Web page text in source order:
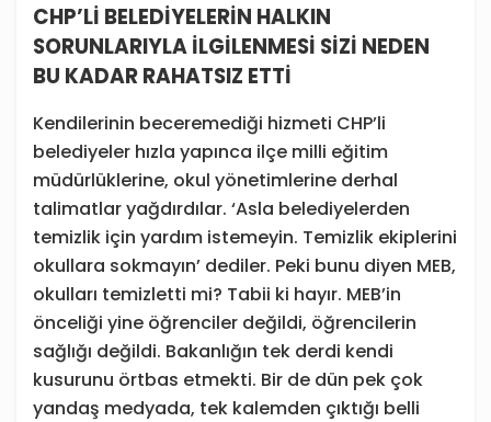
CHP’Lİ BELEDİYELERİN HALKIN
SORUNLARIYLA İLGİLENMESİ SİZİ NEDEN
BU KADAR RAHATSIZ ETTİ
Kendilerinin beceremediği hizmeti CHP’li
belediyeler hızla yapınca ilçe milli eğitim
müdürlüklerine, okul yönetimlerine derhal
talimatlar yağdırdılar. ‘Asla belediyelerden
temizlik için yardım istemeyin. Temizlik ekiplerini
okullara sokmayın’ dediler. Peki bunu diyen MEB,
okulları temizletti mi? Tabii ki hayır. MEB’in
önceliği yine öğrenciler değildi, öğrencilerin
sağlığı değildi. Bakanlığın tek derdi kendi
kusurunu örtbas etmekti. Bir de dün pek çok
yandaş medyada, tek kalemden çıktığı belli